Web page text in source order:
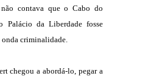
contava que o Cabo do
Palácio da Liberdade fosse
onda criminalidade.
chegou a abordá-lo, pegar a